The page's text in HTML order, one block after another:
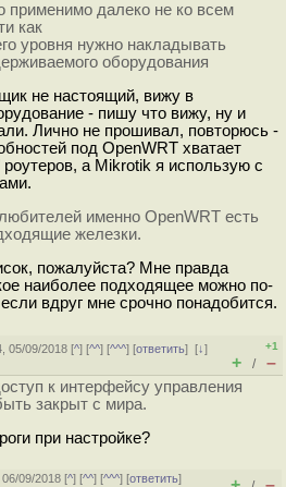
применимо далеко не ко всем
как
уровня нужно накладывать
оборудования
не настоящий, вижу в
- пишу что вижу, ну и
Лично не прошивал, повторюсь -
под OpenWRT хватает
а Mikrotik я использую с
именно OpenWRT есть
железки.
пожалуйста? Мне правда
наиболее подходящее можно по-
вдруг мне срочно понадобится.
05/09/2018 [^] [^^] [^^^] [ответить][↓]
+1
+ / –
к интерфейсу управления
закрыт с мира.
при настройке?
09/2018 [^] [^^] [^^^] [ответить]